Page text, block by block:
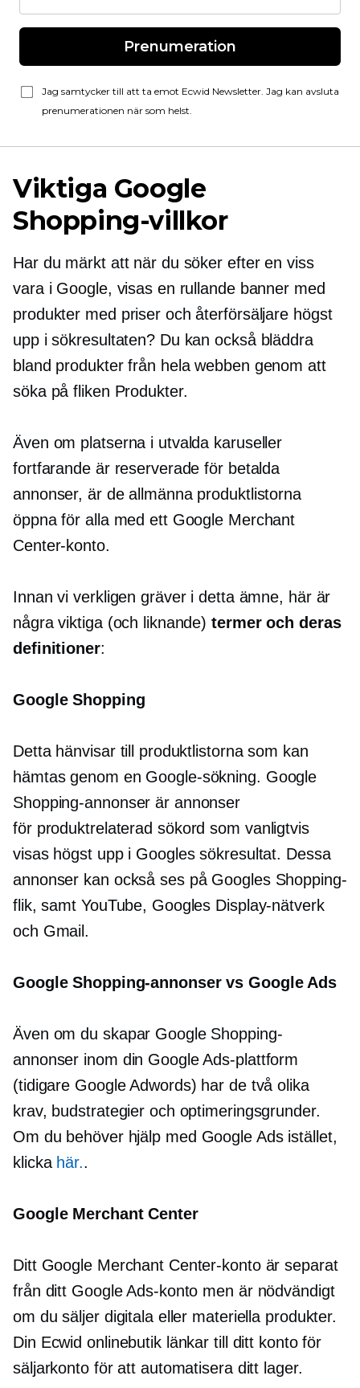
Prenumeration
Jag samtycker till att ta emot Ecwid Newsletter. Jag kan avsluta
prenumerationen när som helst.
Viktiga Google
Shopping-villkor
Har du märkt att när du söker efter en viss
vara i Google, visas en rullande banner med
produkter med priser och återförsäljare högst
upp i sökresultaten? Du kan också bläddra
bland produkter från hela webben genom att
söka på fliken Produkter.
Även om platserna i utvalda karuseller
fortfarande är reserverade för betalda
annonser, är de allmänna produktlistorna
öppna för alla med ett Google Merchant
Center-konto.
Innan vi verkligen gräver i detta ämne, här är
några viktiga (och liknande)termer och deras
definitioner:
Google Shopping
Detta hänvisar till produktlistorna som kan
hämtas genom en Google-sökning. Google
Shopping-annonser är annonser
för produktrelaterad sökord som vanligtvis
visas högst upp i Googles sökresultat. Dessa
annonser kan också ses på Googles Shopping-
flik, samt YouTube, Googles Display-nätverk
och Gmail.
Google Shopping-annonser vs Google Ads
Även om du skapar Google Shopping-
annonser inom din Google Ads-plattform
(tidigare Google Adwords) har de två olika
krav, budstrategier och optimeringsgrunder.
Om du behöver hjälp med Google Ads istället,
klicka här..
Google Merchant Center
Ditt Google Merchant Center-konto är separat
från ditt Google Ads-konto men är nödvändigt
om du säljer digitala eller materiella produkter.
Din Ecwid onlinebutik länkar till ditt konto för
säljarkonto för att automatisera ditt lager.